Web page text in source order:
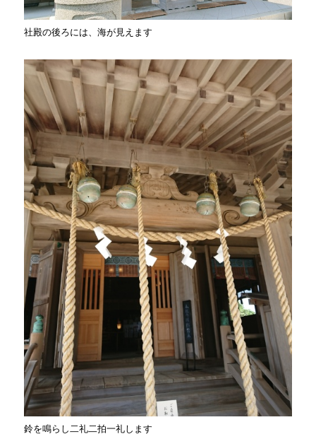
社殿の後ろには、海が見えます
鈴を鳴らし二礼二拍一礼します